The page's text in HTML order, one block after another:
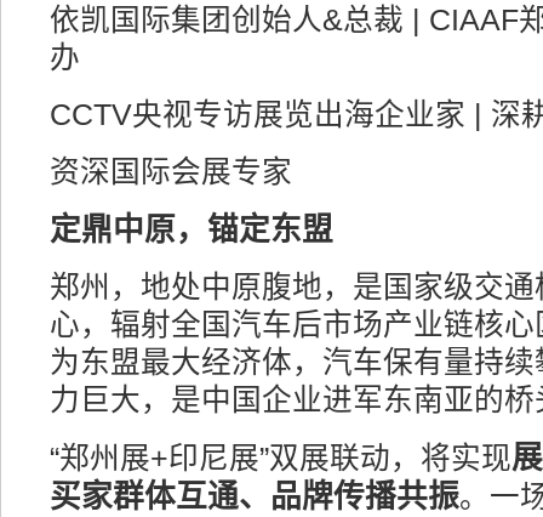
依凯国际集团创始人&总裁 | CIAAF
办
CCTV央视专访展览出海企业家 | 深
资深国际会展专家
定鼎中原，锚定东盟
郑州，地处中原腹地，是国家级交
心，辐射全国汽车后市场产业链核
为东盟最大经济体，汽车保有量持
力巨大，是中国企业进军东南亚的桥
“郑州展+印尼展”双展联动，将实现
买家群体互通、品牌传播共振。一